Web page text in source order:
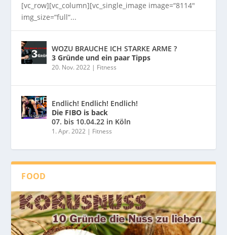
[vc_row][vc_column][vc_single_image image=“8114″
img_size=“full“...
WOZU BRAUCHE ICH STARKE ARME ?
3 Gründe und ein paar Tipps
20. Nov. 2022 | Fitness
Endlich! Endlich! Endlich!
Die FIBO is back
07. bis 10.04.22 in Köln
1. Apr. 2022 | Fitness
FOOD